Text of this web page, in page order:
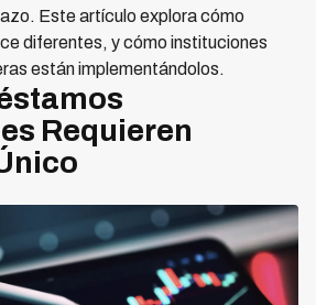
Este artículo explora cómo
diferentes, y cómo instituciones
están implementándolos.
Requieren